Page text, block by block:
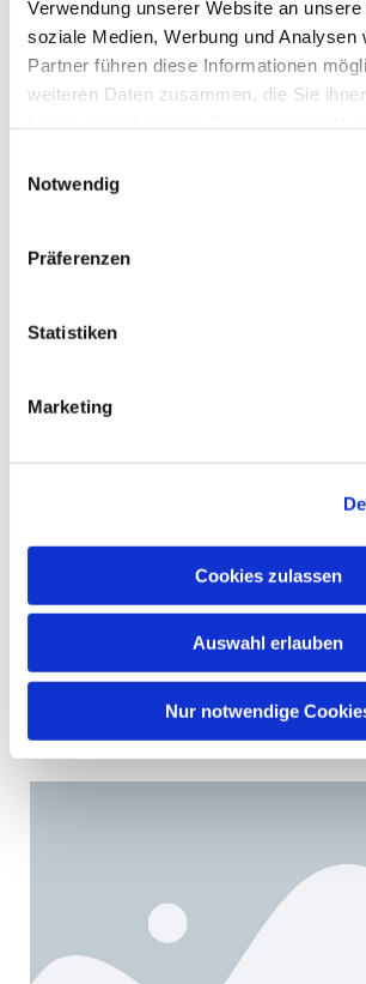
Verwendung unserer Website an
soziale Medien, Werbung und Analysen
Partner führen diese Informationen
weiteren Daten zusammen, die Sie
Notwendig
Präferenzen
Statistiken
Marketing
Cookies zulassen
Auswahl erlauben
Nur notwendige
Frauen
consequat. Cras tellus metus,
elementum nec, ornare efficitur
Weiterlesen